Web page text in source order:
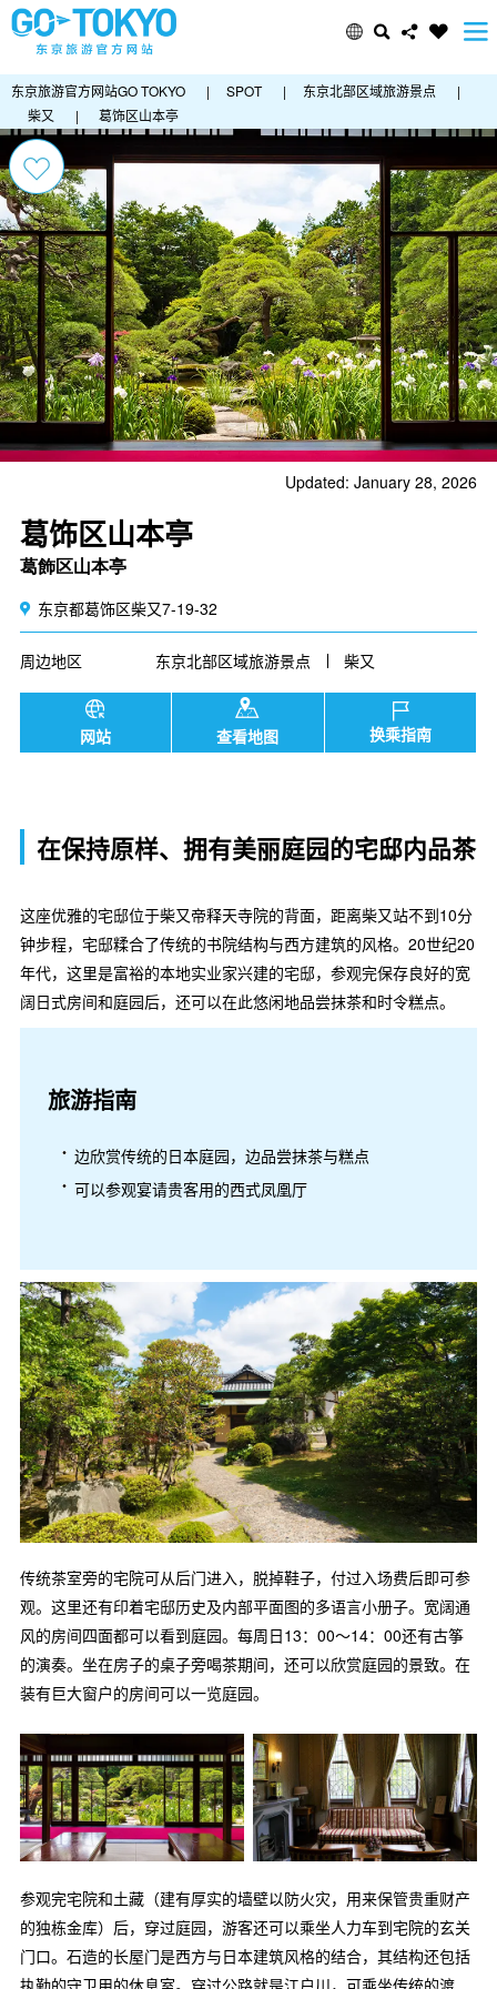
东京旅游官方网站GO TOKYO | SPOT | 东京北部区域旅游景点
|
柴又
| 葛饰区山本亭
Updated: January 28, 2026
葛饰区山本亭
葛飾区山本亭
东京都葛饰区柴又7-19-32
周边地区 东京北部区域旅游景点 柴又
网站 查看地图 换乘指南
在保持原样、拥有美丽庭园的宅邸内品茶
这座优雅的宅邸位于柴又帝释天寺院的背面，距离柴又站不到10分
钟步程，宅邸糅合了传统的书院结构与西方建筑的风格。20世纪20
年代，这里是富裕的本地实业家兴建的宅邸，参观完保存良好的宽
阔日式房间和庭园后，还可以在此悠闲地品尝抹茶和时令糕点。
旅游指南
边欣赏传统的日本庭园，边品尝抹茶与糕点
可以参观宴请贵客用的西式凤凰厅
传统茶室旁的宅院可从后门进入，脱掉鞋子，付过入场费后即可参
观。这里还有印着宅邸历史及内部平面图的多语言小册子。宽阔通
风的房间四面都可以看到庭园。每周日13：00～14：00还有古筝
的演奏。坐在房子的桌子旁喝茶期间，还可以欣赏庭园的景致。在
装有巨大窗户的房间可以一览庭园。
参观完宅院和土藏（建有厚实的墙壁以防火灾，用来保管贵重财产
的独栋金库）后，穿过庭园，游客还可以乘坐人力车到宅院的玄关
门口。石造的长屋门是西方与日本建筑风格的结合，其结构还包括